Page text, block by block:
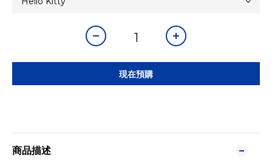
現在預購
商品描述